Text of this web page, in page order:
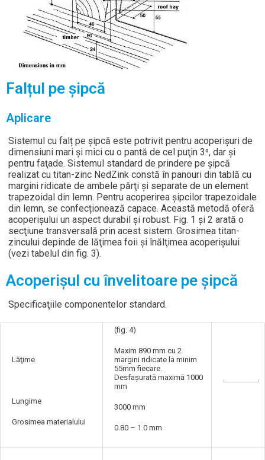
Falțul pe șipcă
Aplicare
Sistemul cu falț pe şipcă este potrivit pentru acoperişuri de
dimensiuni mari şi mici cu o pantă de cel puţin 3⁰, dar şi
pentru faţade. Sistemul standard de prindere pe şipcă
realizat cu titan-zinc NedZink constă în panouri din tablă cu
margini ridicate de ambele părţi şi separate de un element
trapezoidal din lemn. Pentru acoperirea șipcilor trapezoidale
din lemn, se confecționează capace. Această metodă oferă
acoperişului un aspect durabil şi robust. Fig. 1 şi 2 arată o
secţiune transversală prin acest sistem. Grosimea titan-
zincului depinde de lăţimea foii şi înălţimea acoperişului
(vezi tabelul din fig. 3).
Acoperişul cu învelitoare pe şipcă
Specificaţiile componentelor standard.
Lăţime
Lungime
Grosimea materialului
(fig. 4)
Maxim 890 mm cu 2
margini ridicate la minim
55mm fiecare.
Desfașurată maximă 1000
mm
3000 mm
0.80 – 1.0 mm